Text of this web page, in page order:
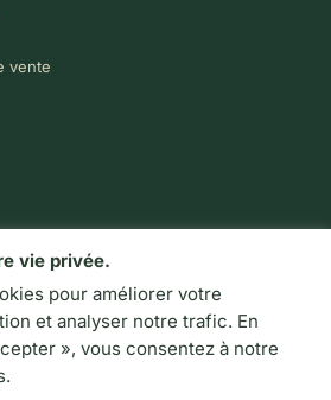
vente
vie privée.
pour améliorer votre
et analyser notre trafic. En
», vous consentez à notre